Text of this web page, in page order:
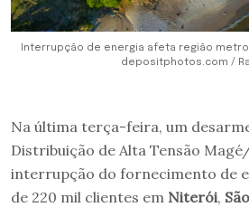
Interrupção de energia afeta região
depositphotos.com /
Na última terça-feira, um
Distribuição de Alta Tensão
interrupção do fornecimento de
de 220 mil clientes em Niterói,